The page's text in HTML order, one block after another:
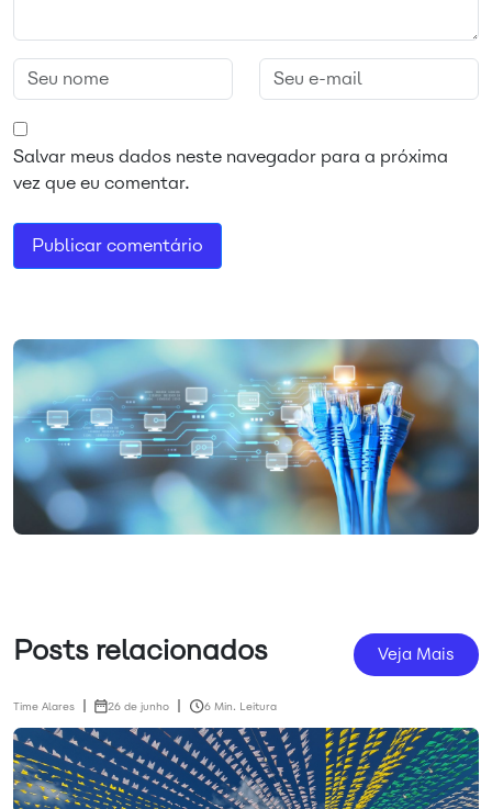
Salvar meus dados neste navegador para a próxima
vez que eu comentar.
Posts relacionados Veja Mais
Time Alares 26 de junho 6 Min. Leitura